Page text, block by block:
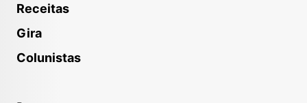
Receitas
Gira
Colunistas